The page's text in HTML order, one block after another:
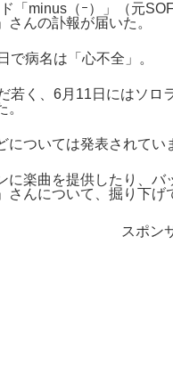
「minus（ｰ）」（元
んの訃報が届いた。
で病名は「心不全」。
若く、6月11日にはソロ
については発表されてい
に楽曲を提供したり、
さんについて、掘り下げ
スポン